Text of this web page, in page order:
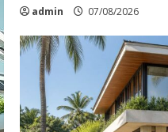
admin 07/08/2026